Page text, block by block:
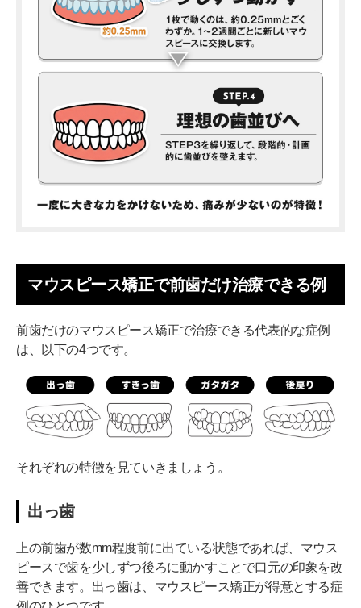
マウスピース矯正で前歯だけ治療できる例
前歯だけのマウスピース矯正で治療できる代表的な症例
は、以下の4つです。
それぞれの特徴を見ていきましょう。
出っ歯
上の前歯が数mm程度前に出ている状態であれば、マウス
ピースで歯を少しずつ後ろに動かすことで口元の印象を改
善できます。出っ歯は、マウスピース矯正が得意とする症